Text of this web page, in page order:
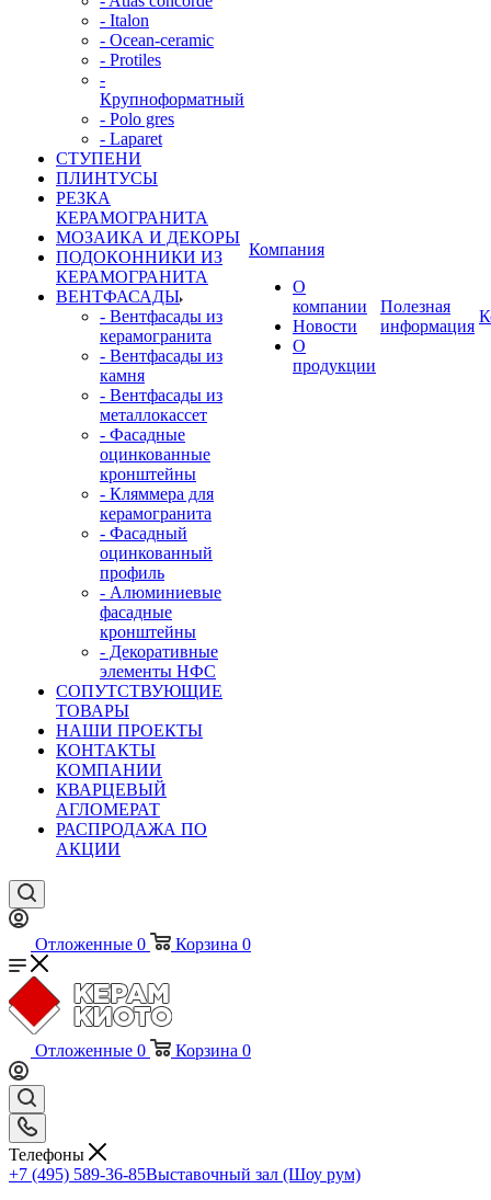
- Italon
- Ocean-ceramic
- Protiles
-
Крупноформатный
- Polo gres
- Laparet
СТУПЕНИ
ПЛИНТУСЫ
РЕЗКА
КЕРАМОГРАНИТА
МОЗАИКА И ДЕКОРЫ
ПОДОКОННИКИ ИЗ
КЕРАМОГРАНИТА
ВЕНТФАСАДЫ
- Вентфасады из
керамогранита
- Вентфасады из
камня
- Вентфасады из
металлокассет
- Фасадные
оцинкованные
кронштейны
- Кляммера для
керамогранита
- Фасадный
оцинкованный
профиль
- Алюминиевые
фасадные
кронштейны
- Декоративные
элементы НФС
СОПУТСТВУЮЩИЕ
ТОВАРЫ
НАШИ ПРОЕКТЫ
КОНТАКТЫ
КОМПАНИИ
КВАРЦЕВЫЙ
АГЛОМЕРАТ
РАСПРОДАЖА ПО
АКЦИИ
Компания
О
компании
Новости
О
продукции
Полезная
информация
Отложенные 0 Корзина 0
Отложенные 0 Корзина 0
Телефоны
+7 (495) 589-36-85Выставочный зал (Шоу рум)